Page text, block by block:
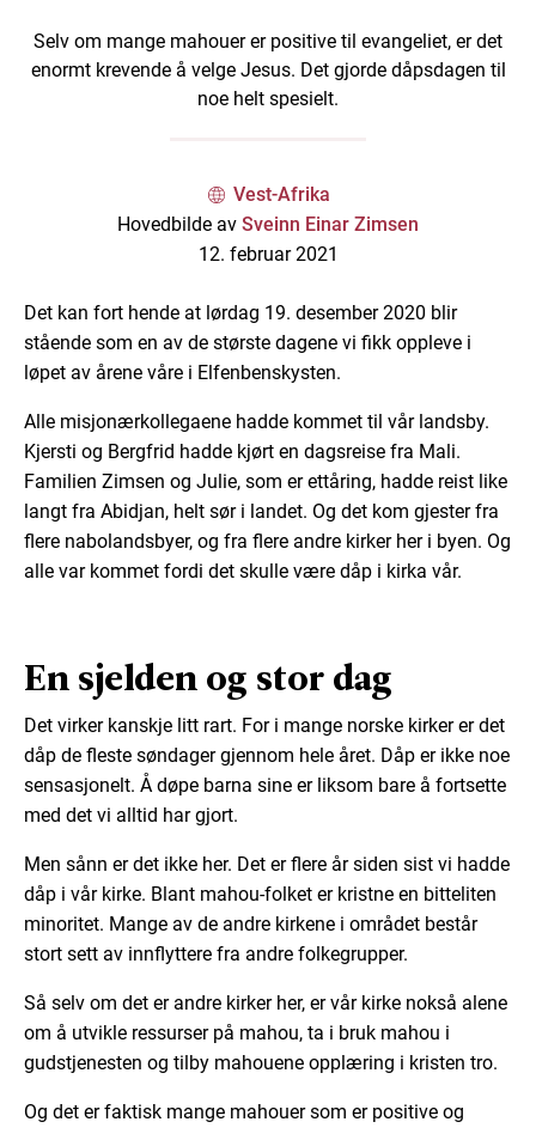
Selv om mange mahouer er positive til evangeliet, er det
enormt krevende å velge Jesus. Det gjorde dåpsdagen til
noe helt spesielt.
Vest-Afrika
Hovedbilde av Sveinn Einar Zimsen
12. februar 2021
Det kan fort hende at lørdag 19. desember 2020 blir
stående som en av de største dagene vi fikk oppleve i
løpet av årene våre i Elfenbenskysten.
Alle misjonærkollegaene hadde kommet til vår landsby.
Kjersti og Bergfrid hadde kjørt en dagsreise fra Mali.
Familien Zimsen og Julie, som er ettåring, hadde reist like
langt fra Abidjan, helt sør i landet. Og det kom gjester fra
flere nabolandsbyer, og fra flere andre kirker her i byen. Og
alle var kommet fordi det skulle være dåp i kirka vår.
En sjelden og stor dag
Det virker kanskje litt rart. For i mange norske kirker er det
dåp de fleste søndager gjennom hele året. Dåp er ikke noe
sensasjonelt. Å døpe barna sine er liksom bare å fortsette
med det vi alltid har gjort.
Men sånn er det ikke her. Det er flere år siden sist vi hadde
dåp i vår kirke. Blant mahou-folket er kristne en bitteliten
minoritet. Mange av de andre kirkene i området består
stort sett av innflyttere fra andre folkegrupper.
Så selv om det er andre kirker her, er vår kirke nokså alene
om å utvikle ressurser på mahou, ta i bruk mahou i
gudstjenesten og tilby mahouene opplæring i kristen tro.
Og det er faktisk mange mahouer som er positive og